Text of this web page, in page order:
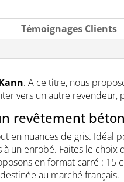
Témoignages Clients
. A ce titre, nous
vers un autre revendeur,
revêtement
en nuances de gris. Idéal
un enrobé. Faites le
en format carré : 15
au marché français.